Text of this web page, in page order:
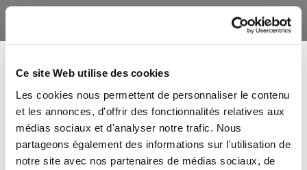
Ce site Web utilise des cookies
Les cookies nous permettent de personnaliser le contenu
et les annonces, d'offrir des fonctionnalités relatives aux
médias sociaux et d'analyser notre trafic. Nous
partageons également des informations sur l'utilisation de
notre site avec nos partenaires de médias sociaux, de